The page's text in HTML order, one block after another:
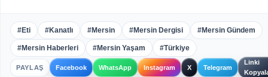
#Eti #Kanatlı #Mersin #Mersin Dergisi #Mersin Gündem
#Mersin Haberleri #Mersin Yaşam #Türkiye
PAYLAŞ Facebook WhatsApp Instagram X Telegram
Linki